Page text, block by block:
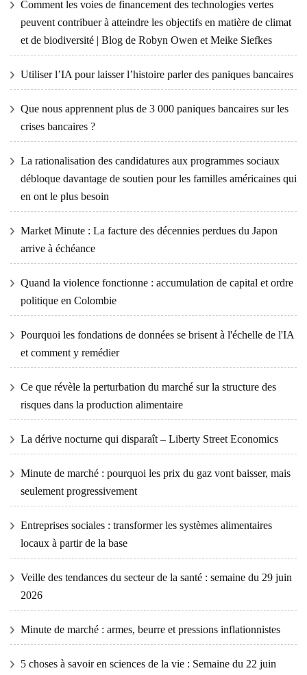
Comment les voies de financement des technologies vertes
peuvent contribuer à atteindre les objectifs en matière de climat
et de biodiversité | Blog de Robyn Owen et Meike Siefkes
Utiliser l’IA pour laisser l’histoire parler des paniques bancaires
Que nous apprennent plus de 3 000 paniques bancaires sur les
crises bancaires ?
La rationalisation des candidatures aux programmes sociaux
débloque davantage de soutien pour les familles américaines qui
en ont le plus besoin
Market Minute : La facture des décennies perdues du Japon
arrive à échéance
Quand la violence fonctionne : accumulation de capital et ordre
politique en Colombie
Pourquoi les fondations de données se brisent à l'échelle de l'IA
et comment y remédier
Ce que révèle la perturbation du marché sur la structure des
risques dans la production alimentaire
La dérive nocturne qui disparaît – Liberty Street Economics
Minute de marché : pourquoi les prix du gaz vont baisser, mais
seulement progressivement
Entreprises sociales : transformer les systèmes alimentaires
locaux à partir de la base
Veille des tendances du secteur de la santé : semaine du 29 juin
2026
Minute de marché : armes, beurre et pressions inflationnistes
5 choses à savoir en sciences de la vie : Semaine du 22 juin